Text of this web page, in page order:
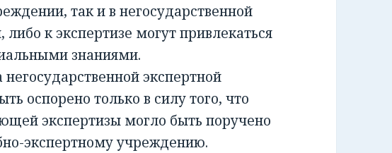
так и в негосударственной
либо к экспертизе могут привлекаться
знаниями.
экспертной
оспорено только в силу того, что
экспертизы могло быть поручено
экспертному учреждению.